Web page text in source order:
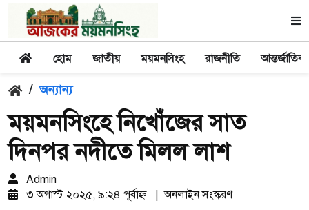
হোম জাতীয় ময়মনসিংহ রাজনীতি আন্তর্জাতিক
/ অন্যান্য
ময়মনসিংহে নিখোঁজের সাত
দিনপর নদীতে মিলল লাশ
Admin
৩ অগাস্ট ২০২৫, ৯:২৪ পূর্বাহ্ন
অনলাইন সংস্করণ